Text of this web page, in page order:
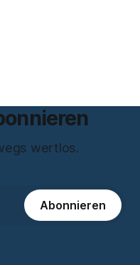
gekennzeichnet
wertlos.
Abonnieren